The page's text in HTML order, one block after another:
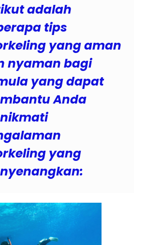
adalah
tips
yang aman
nyaman bagi
yang dapat
Anda
yang